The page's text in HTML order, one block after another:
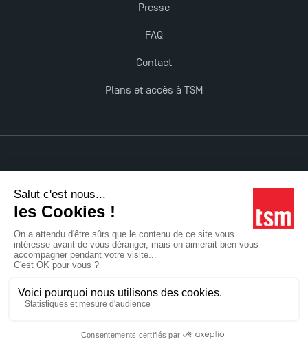
Presse
FAQ
Contact
Plans et accès à TSM
Accessibilité : non conforme
Tous droits réservés